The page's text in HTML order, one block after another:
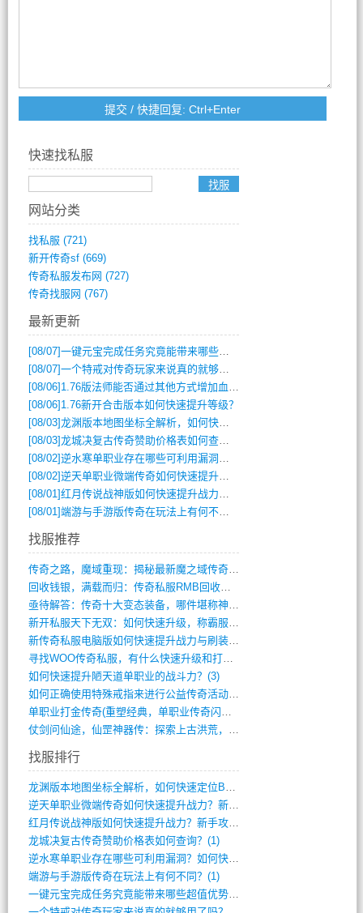
快速找私服
网站分类
找私服 (721)
新开传奇sf(669)
传奇私服发布网 (727)
传奇找服网 (767)
最新更新
[08/07]一键元宝完成任务究竟能带来哪些超值优势？
[08/07]一个特戒对传奇玩家来说真的就够用了吗？
[08/06] 1.76版法师能否通过其他方式增加血量？
[08/06] 1.76新开合击版本如何快速提升等级？
[08/03]龙渊版本地图坐标全解析，如何快速定位BOSS位置？
[08/03]龙城决复古传奇赞助价格表如何查询？
[08/02]逆水寒单职业存在哪些可利用漏洞？如何快速提升战力？
[08/02]逆天单职业微端传奇如何快速提升战力？新手必看攻略
[08/01]红月传说战神版如何快速提升战力？新手攻略全解析？
[08/01]端游与手游版传奇在玩法上有何不同？
找服推荐
传奇之路，魔域重现：揭秘最新魔之域传奇攻(712)
回收钱银，满载而归：传奇私服RMB回收装(548)
亟待解答：传奇十大变态装备，哪件堪称神器(347)
新开私服天下无双：如何快速升级，称霸服务(681)
新传奇私服电脑版如何快速提升战力与刷装备(835)
寻找WOO传奇私服，有什么快速升级和打宝(864)
如何快速提升陋天道单职业的战斗力？(3)
如何正确使用特殊戒指来进行公益传奇活动？(10)
单职业打金传奇(重塑经典，单职业传奇闪耀(10)
仗剑问仙途，仙罡神器传：探索上古洪荒，揭(813)
找服排行
龙渊版本地图坐标全解析，如何快速定位BO(3)
逆天单职业微端传奇如何快速提升战力？新手(2)
红月传说战神版如何快速提升战力？新手攻略(2)
龙城决复古传奇赞助价格表如何查询？(1)
逆水寒单职业存在哪些可利用漏洞？如何快速(1)
端游与手游版传奇在玩法上有何不同？(1)
一键元宝完成任务究竟能带来哪些超值优势？(0)